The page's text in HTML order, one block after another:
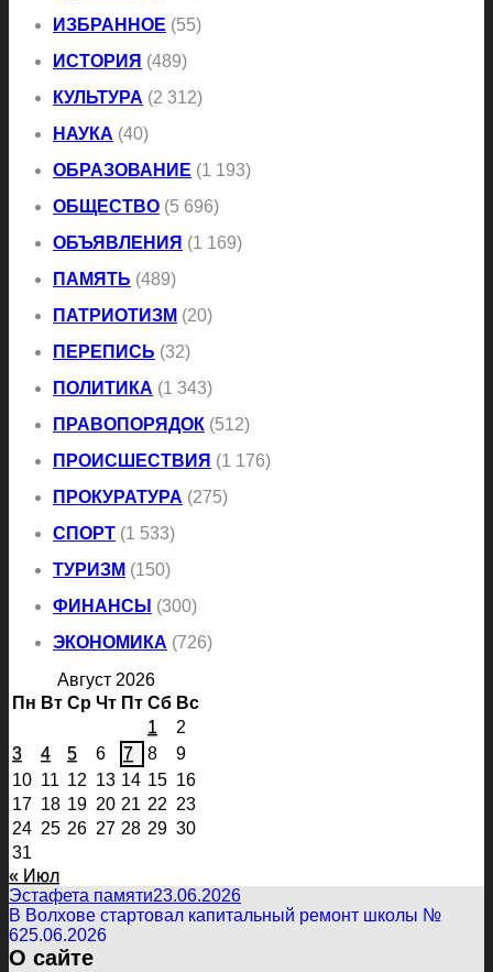
ИЗБРАННОЕ (55)
ИСТОРИЯ (489)
КУЛЬТУРА (2 312)
НАУКА (40)
ОБРАЗОВАНИЕ (1 193)
ОБЩЕСТВО (5 696)
ОБЪЯВЛЕНИЯ (1 169)
ПАМЯТЬ (489)
ПАТРИОТИЗМ (20)
ПЕРЕПИСЬ (32)
ПОЛИТИКА (1 343)
ПРАВОПОРЯДОК (512)
ПРОИСШЕСТВИЯ (1 176)
ПРОКУРАТУРА (275)
СПОРТ (1 533)
ТУРИЗМ (150)
ФИНАНСЫ (300)
ЭКОНОМИКА (726)
Август 2026
Пн Вт Ср Чт Пт Сб Вс
1
2
3
4 5 6 7 8
9
10 11 12 13 14 15 16
17 18 19 20 21 22 23
24 25 26 27 28 29 30
31
« Июл
Эстафета памяти23.06.2026
В Волхове стартовал капитальный ремонт школы №
625.06.2026
О сайте